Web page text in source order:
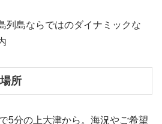
列島ならではのダイナミックな
所
5分の上大津から。海況やご希望